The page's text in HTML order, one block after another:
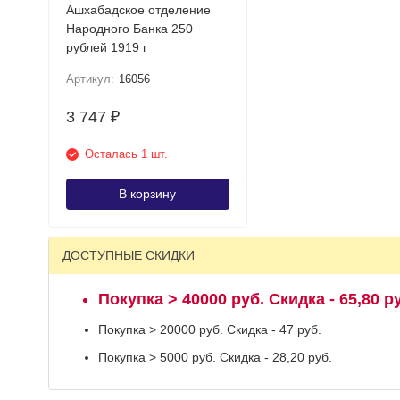
Ашхабадское отделение
Народного Банка 250
рублей 1919 г
Артикул: 16056
3 747 ₽
Осталась 1 шт.
В корзину
ДОСТУПНЫЕ СКИДКИ
Покупка > 40000 руб. Скидка - 65,80
Покупка > 20000 руб. Скидка - 47 руб.
Покупка > 5000 руб. Скидка - 28,20 руб.